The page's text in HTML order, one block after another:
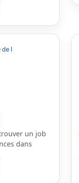
un job
dans